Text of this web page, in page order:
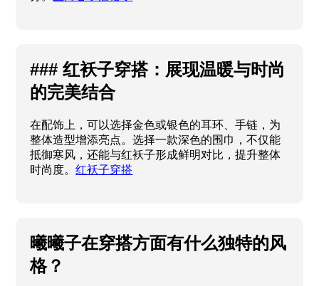
### 红袄子穿搭：展现温暖与时尚
的完美结合
在配饰上，可以选择金色或银色的耳环、手链，为
整体造型增添亮点。选择一款深色的围巾，不仅能
抵御寒风，还能与红袄子形成鲜明对比，提升整体
时尚度。红袄子穿搭
曦曦子在穿搭方面有什么独特的风
格？